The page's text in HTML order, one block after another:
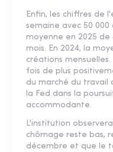
Enfin, les chiffres de
semaine avec 50
moyenne en 2025
mois. En 2024, la
créations
fois de plus
du marché du travail
la Fed dans la
accommodante.
L'institution
chômage reste bas,
décembre et que le